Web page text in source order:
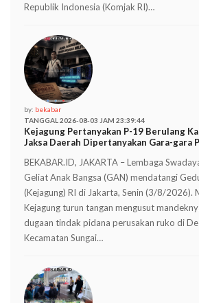
Republik Indonesia (Komjak RI)…
by: bekabar
TANGGAL 2026-08-03 JAM 23:39:44
Kejagung Pertanyakan P-19 Berulang
Jaksa Daerah Dipertanyakan Gara-gara
BEKABAR.ID, JAKARTA – Lembaga
Geliat Anak Bangsa (GAN) mendatangi
(Kejagung) RI di Jakarta, Senin (3/8/2026).
Kejagung turun tangan mengusut
dugaan tindak pidana perusakan ruko di
Kecamatan Sungai…